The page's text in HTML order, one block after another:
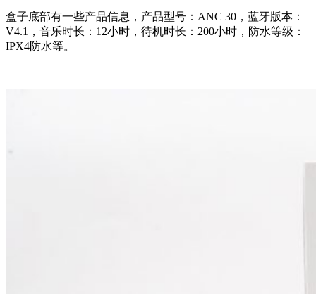
盒子底部有一些产品信息，产品型号：ANC 30，蓝牙版本：
V4.1，音乐时长：12小时，待机时长：200小时，防水等级：
IPX4防水等。